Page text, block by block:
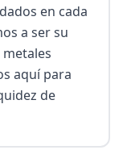
en cada
a ser su
aquí para
de